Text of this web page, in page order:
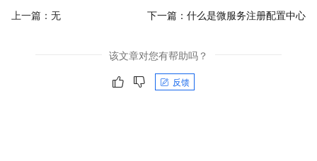
上一篇：无 下一篇： 什么是微服务注册配置中心
该文章对您有帮助吗？
反馈